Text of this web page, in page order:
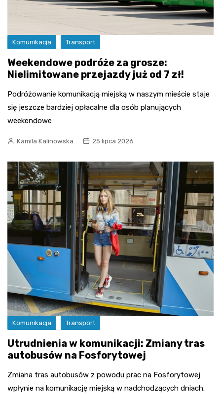
Komunikacja Transport
Weekendowe podróże za grosze:
Nielimitowane przejazdy już od 7 zł!
Podróżowanie komunikacją miejską w naszym mieście staje
się jeszcze bardziej opłacalne dla osób planujących
weekendowe
Kamila Kalinowska 25 lipca 2026
Komunikacja Transport
Utrudnienia w komunikacji: Zmiany tras
autobusów na Fosforytowej
Zmiana tras autobusów z powodu prac na Fosforytowej
wpłynie na komunikację miejską w nadchodzących dniach.